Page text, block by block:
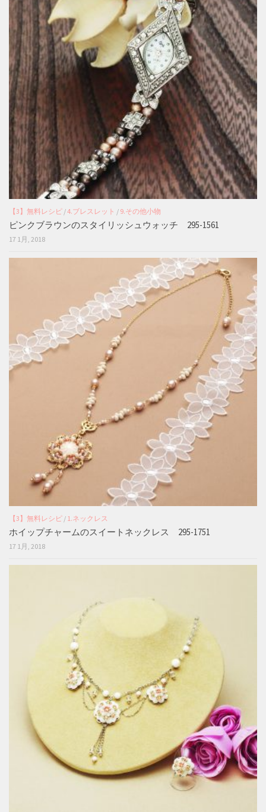
【3】無料レシピ /4.ブレスレット / 9.その他小物
ピンクブラウンのスタイリッシュウォッチ 295-1561
17 1月, 2018
【3】無料レシピ / 1.ネックレス
ホイップチャームのスイートネックレス 295-1751
17 1月, 2018